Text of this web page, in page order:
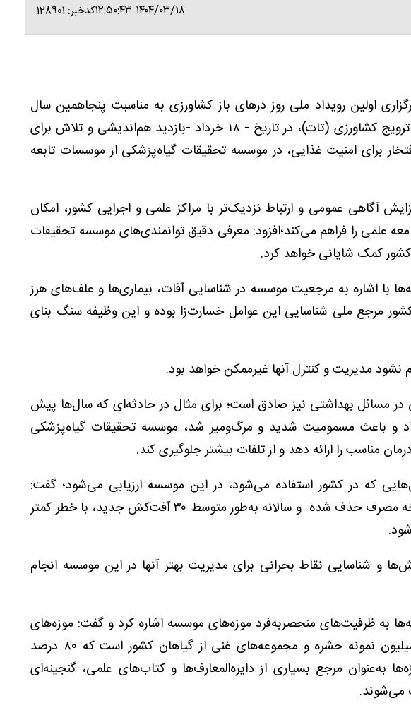
۱۴۰۴/۰۳/۱۸ ۱۲:۵۰:۴۳ کدخبر: 128901
اولین رویداد ملی روز درهای باز کشاورزی به مناسبت پنجاهمین سال
تأسیس سازمان تحقیقات، آموزش و ترویج کشاورزی (تات)، در تاریخ - ۱۸ خرداد -بازدید هم‌اندیشی و تلاش برای
برای امنیت غذایی، در موسسه تحقیقات گیاه‌پزشکی از موسسات تابعه
آگاهی عمومی و ارتباط نزدیک‌تر با مراکز علمی و اجرایی کشور، امکان
علمی را فراهم می‌کند؛افزود: معرفی دقیق توانمندی‌های موسسه تحقیقات
کمک شایانی خواهد کرد.
با اشاره به مرجعیت موسسه در شناسایی آفات، بیماری‌ها و علف‌های هرز
مرجع ملی شناسایی این عوامل خسارت‌زا بوده و این وظیفه سنگ بنای
نشود مدیریت و کنترل آنها غیرممکن خواهد بود.
مسائل بهداشتی نیز صادق است؛ برای مثال در حادثه‌ای که سال‌ها پیش
و باعث مسمومیت شدید و مرگ‌ومیر شد، موسسه تحقیقات گیاه‌پزشکی
مناسب را ارائه دهد و از تلفات بیشتر جلوگیری کند.
که در کشور استفاده می‌شود، در این موسسه ارزیابی می‌شود؛ گفت:
تاکنون ۱۶۰ آفت‌کش بی‌کیفیت از چرخه مصرف حذف شده و سالانه به‌طور متوسط ۳۰ آفت‌کش جدید، با خطر کمتر
و شناسایی نقاط بحرانی برای مدیریت بهتر آنها در این موسسه انجام
به ظرفیت‌های منحصر‌به‌فرد موزه‌های موسسه اشاره کرد و گفت: موزه‌های
موسسه شامل بیش از چهار و نیم میلیون نمونه حشره و مجموعه‌های غنی از گیاهان کشور است که ۸۰ درصد
به‌عنوان مرجع بسیاری از دایره‌المعارف‌ها و کتاب‌های علمی، گنجینه‌ای
می‌شوند.